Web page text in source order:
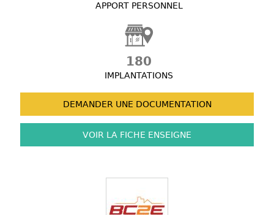
APPORT PERSONNEL
180
IMPLANTATIONS
DEMANDER UNE DOCUMENTATION
VOIR LA FICHE ENSEIGNE